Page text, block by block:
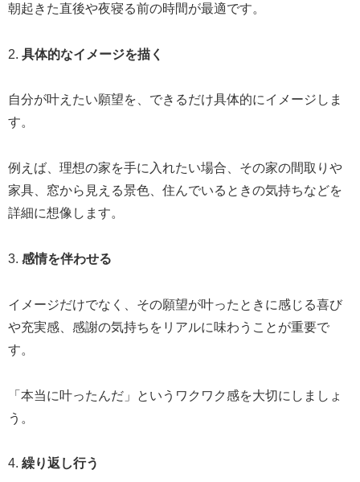
朝起きた直後や夜寝る前の時間が最適です。
2. 具体的なイメージを描く
自分が叶えたい願望を、できるだけ具体的にイメージしま
す。
例えば、理想の家を手に入れたい場合、その家の間取りや
家具、窓から見える景色、住んでいるときの気持ちなどを
詳細に想像します。
3. 感情を伴わせる
イメージだけでなく、その願望が叶ったときに感じる喜び
や充実感、感謝の気持ちをリアルに味わうことが重要で
す。
「本当に叶ったんだ」というワクワク感を大切にしましょ
う。
4. 繰り返し行う